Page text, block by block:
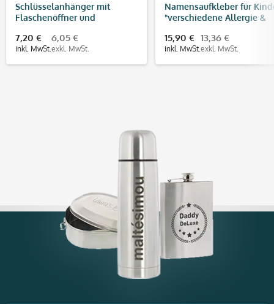
Schlüsselanhänger mit
Flaschenöffner und
7,20 €
inkl. MwSt.
6,05 €
exkl. MwSt.
Namensaufkleber für
"verschiedene Allergie &
Aufkleber)
15,90 €
inkl. MwSt.
13,36 €
exkl. MwSt.